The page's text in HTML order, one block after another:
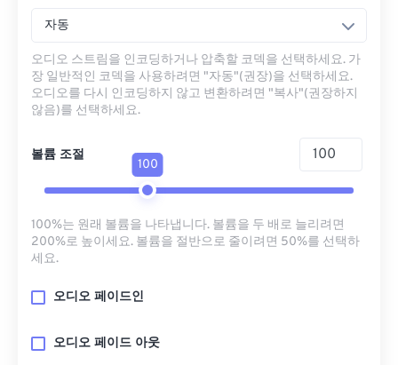
자동
오디오 스트림을 인코딩하거나 압축할 코덱을 선택하세요. 가
장 일반적인 코덱을 사용하려면 "자동"(권장)을 선택하세요.
오디오를 다시 인코딩하지 않고 변환하려면 "복사"(권장하지
않음)를 선택하세요.
볼륨 조절
100
100%는 원래 볼륨을 나타냅니다. 볼륨을 두 배로 늘리려면
200%로 높이세요. 볼륨을 절반으로 줄이려면 50%를 선택하
세요.
오디오 페이드인
오디오 페이드 아웃